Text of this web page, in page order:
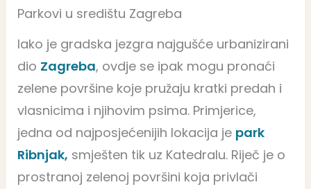
Parkovi u središtu Zagreba
Iako je gradska jezgra najgušće urbanizirani
dio Zagreba, ovdje se ipak mogu pronaći
zelene površine koje pružaju kratki predah i
vlasnicima i njihovim psima. Primjerice,
jedna od najposjećenijih lokacija je park
Ribnjak, smješten tik uz Katedralu. Riječ je o
prostranoj zelenoj površini koja privlači